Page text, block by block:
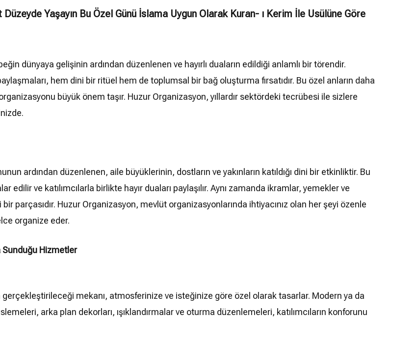
Yaşayın Bu Özel Günü İslama Uygun Olarak Kuran- ı Kerim İle Usülüne Göre
dünyaya gelişinin ardından düzenlenen ve hayırlı duaların edildiği anlamlı bir törendir.
hem dini bir ritüel hem de toplumsal bir bağ oluşturma fırsatıdır. Bu özel anların daha
büyük önem taşır. Huzur Organizasyon, yıllardır sektördeki tecrübesi ile sizlere
ardından düzenlenen, aile büyüklerinin, dostların ve yakınların katıldığı dini bir etkinliktir. Bu
edilir ve katılımcılarla birlikte hayır duaları paylaşılır. Aynı zamanda ikramlar, yemekler ve
parçasıdır. Huzur Organizasyon, mevlüt organizasyonlarında ihtiyacınız olan her şeyi özenle
organize eder.
Sunduğu Hizmetler
gerçekleştirileceği mekanı, atmosferinize ve isteğinize göre özel olarak tasarlar. Modern ya da
arka plan dekorları, ışıklandırmalar ve oturma düzenlemeleri, katılımcıların konforunu